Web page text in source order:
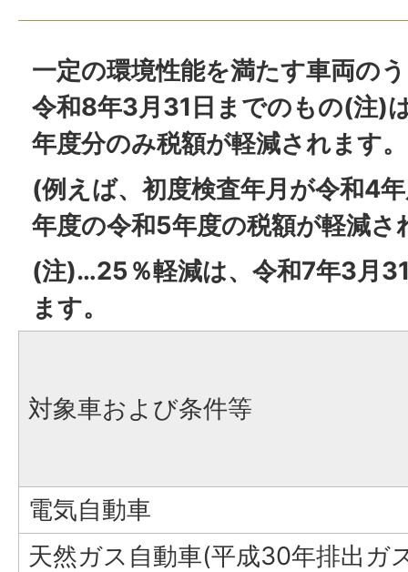
一定の環境性能を満たす車両の
令和8年3月31日までのもの(注)
年度分のみ税額が軽減されます。
(例えば、初度検査年月が令和4
年度の令和5年度の税額が軽減さ
(注)…25％軽減は、令和7年3月
ます。
対象車および条件等
電気自動車
天然ガス自動車(平成30年排出ガ